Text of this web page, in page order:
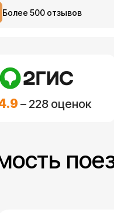
Более 500 отзывов
– 228 оценок